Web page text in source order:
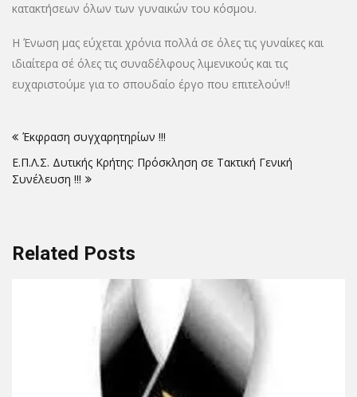
κατακτήσεων όλων των γυναικών του κόσμου.
Η Ένωση μας εύχεται χρόνια πολλά σε όλες τις γυναίκες και
ιδιαίτερα σέ όλες τις συναδέλφους λιμενικούς και τις
ευχαριστούμε για το σπουδαίο έργο που επιτελούν!!
άρθρων
Έκφραση συγχαρητηρίων !!!
Ε.Π.Λ.Σ. Δυτικής Κρήτης: Πρόσκληση σε Τακτική Γενική
Συνέλευση !!!
Related Posts